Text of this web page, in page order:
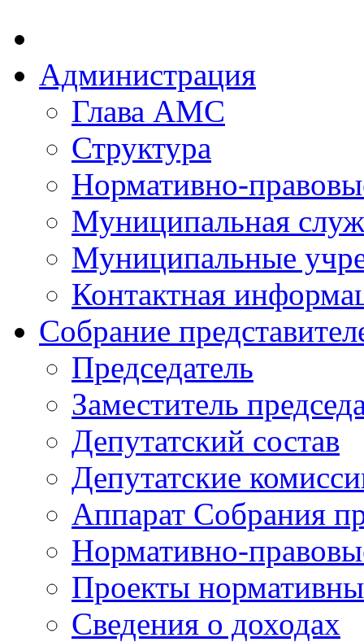
Администрация
Глава АМС
Структура
Нормативно-
Муниципальная
Муниципальные
Контактная
Собрание
Председатель
Заместитель
Депутатский состав
Депутатские
Аппарат Собрания
Нормативно-
Проекты
Сведения о доходах